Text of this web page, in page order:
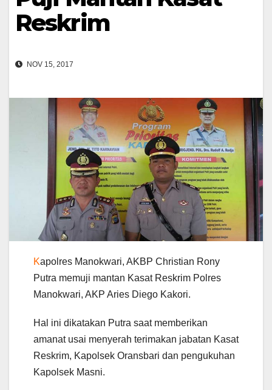
Reskrim
NOV 15, 2017
Kapolres Manokwari, AKBP Christian Rony
Putra memuji mantan Kasat Reskrim Polres
Manokwari, AKP Aries Diego Kakori.
Hal ini dikatakan Putra saat memberikan
amanat usai menyerah terimakan jabatan Kasat
Reskrim, Kapolsek Oransbari dan pengukuhan
Kapolsek Masni.